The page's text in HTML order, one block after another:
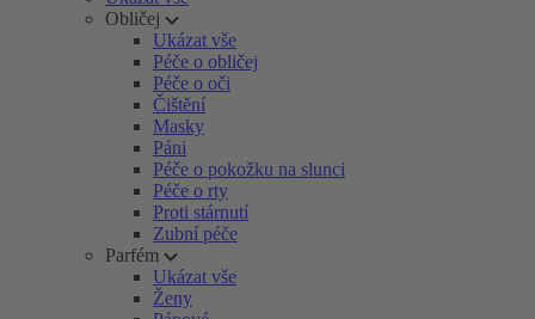
Obličej
Ukázat vše
Péče o obličej
Péče o oči
Čištění
Masky
Páni
Péče o pokožku na slunci
Péče o rty
Proti stárnutí
Zubní péče
Parfém
Ukázat vše
Ženy